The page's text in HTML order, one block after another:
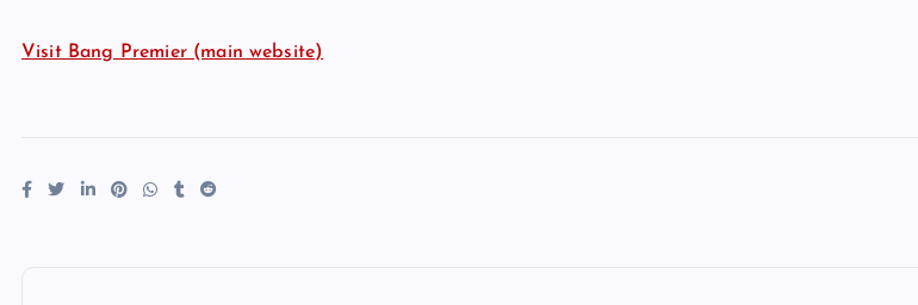
Visit Bang Premier (main website)